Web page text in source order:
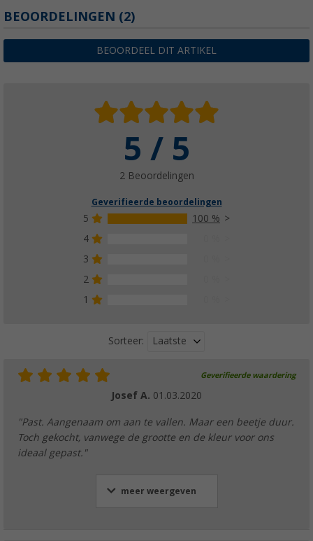
BEOORDELINGEN (2)
BEOORDEEL DIT ARTIKEL
5 / 5
2 Beoordelingen
Geverifieerde beoordelingen
5
100 %
4
3
2
1
Sorteer: Laatste
Geverifieerde waardering
Josef A. 01.03.2020
"Past. Aangenaam om aan te vallen. Maar een beetje duur.
Toch gekocht, vanwege de grootte en de kleur voor ons
ideaal gepast."
meer weergeven